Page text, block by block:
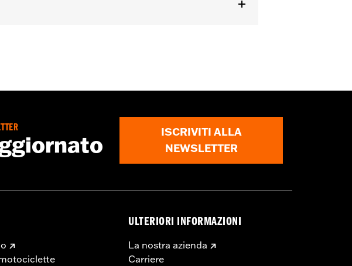
ISCRIVITI ALLA
NEWSLETTER
ULTERIORI INFORMAZIONI
La nostra azienda
Carriere